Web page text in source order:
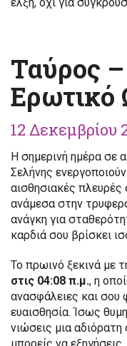
Ταύρος
Ερωτικό
12 Δεκεμβρίου
Η σημερινή ημέρα σε
Σελήνης
αισθησιακές πλευρές
ανάμεσα στην
ανάγκη για
καρδιά σου βρίσκει
Το πρωινό ξεκινά με
στις 04:08 π.μ., η
ανασφάλειες και σου
ευαισθησία. Ίσως
νιώσεις μια